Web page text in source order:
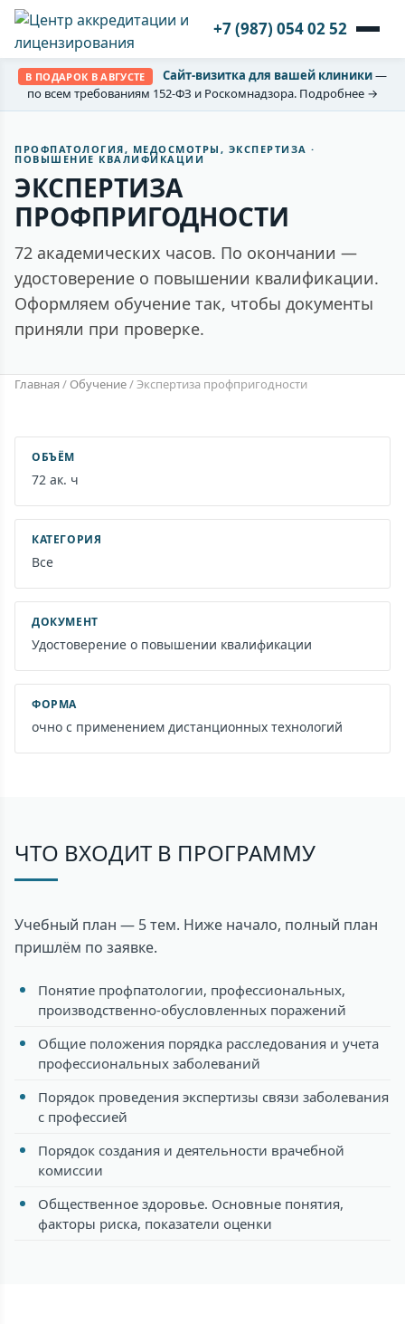
+7 (987) 054 02 52
В ПОДАРОК В АВГУСТЕ Сайт-визитка для вашей клиники—
по всем требованиям 152-ФЗ и Роскомнадзора. Подробнее →
ПРОФПАТОЛОГИЯ, МЕДОСМОТРЫ, ЭКСПЕРТИЗА ·
ПОВЫШЕНИЕ КВАЛИФИКАЦИИ
ЭКСПЕРТИЗА
ПРОФПРИГОДНОСТИ
72 академических часов. По окончании —
удостоверение о повышении квалификации.
Оформляем обучение так, чтобы документы
приняли при проверке.
Главная / Обучение/Экспертиза профпригодности
ОБЪЁМ
72 ак. ч
КАТЕГОРИЯ
Все
ДОКУМЕНТ
Удостоверение о повышении квалификации
ФОРМА
очно с применением дистанционных технологий
ЧТО ВХОДИТ В ПРОГРАММУ
Учебный план — 5 тем. Ниже начало, полный план
пришлём по заявке.
Понятие профпатологии, профессиональных,
производственно-обусловленных поражений
Общие положения порядка расследования и учета
профессиональных заболеваний
Порядок проведения экспертизы связи заболевания
с профессией
Порядок создания и деятельности врачебной
комиссии
Общественное здоровье. Основные понятия,
факторы риска, показатели оценки